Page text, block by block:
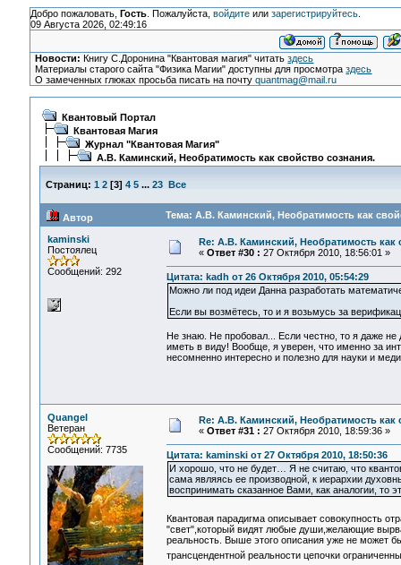
Добро пожаловать, Гость. Пожалуйста, войдитеили зарегистрируйтесь.
09 Августа 2026, 02:49:16
Новости: Книгу С.Доронина "Квантовая магия" читатьздесь
Материалы старого сайта "Физика Магии" доступны для просмотраздесь
О замеченных глюках просьба писать на почтуquantmag@mail.ru
Квантовый Портал
Квантовая Магия
Журнал "Квантовая Магия"
А.В. Каминский, Необратимость как свойство сознания.
Страниц: 1 2[3] 4 5 ... 23 Все
Автор Тема: А.В. Каминский, Необратимость как
kaminski
Постоялец
Сообщений: 292
Re: А.В. Каминский, Необратимость как
« Ответ #30 : 27 Октября 2010, 18:56:01 »
Цитата: kadh от 26 Октября 2010, 05:54:29
Можно ли под идеи Данна разработать
Если вы возмётесь, то и я возьмусь за
Не знаю. Не пробовал... Если честно, то я даже
иметь в виду! Вообще, я уверен, что именно за
несомненно интересно и полезно для науки и
Quangel
Ветеран
Сообщений: 7735
Re: А.В. Каминский, Необратимость как
« Ответ #31 : 27 Октября 2010, 18:59:36 »
Цитата: kaminski от 27 Октября 2010, 18:50:36
И хорошо, что не будет… Я не считаю, что
сама являясь ее производной, к иерархии
воспринимать сказанное Вами, как аналогии, то
Квантовая парадигма описывает совокупность
"свет",который видят любые души,желающие
реальность. Выше этого описания уже не может
трансцендентной реальности цепочки